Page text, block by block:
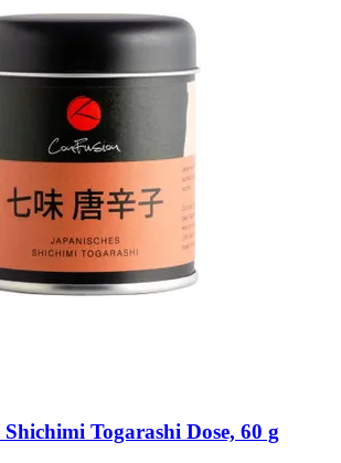
Shichimi Togarashi Dose, 60 g